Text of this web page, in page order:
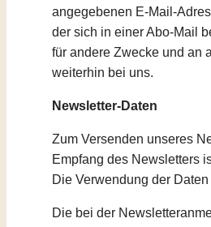
angegebenen E-Mail-
der sich in einer Abo-Mail
für andere Zwecke und an
weiterhin bei uns.
Newsletter-Daten
Zum Versenden unseres
Empfang des Newsletters
Die Verwendung der
Die bei der